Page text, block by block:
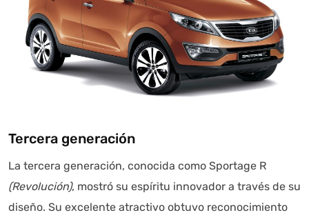
Tercera generación
La tercera generación, conocida como Sportage R
(Revolución), mostró su espíritu innovador a través de su
diseño. Su excelente atractivo obtuvo reconocimiento